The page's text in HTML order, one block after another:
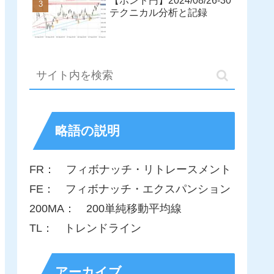
テクニカル分析と記録
略語の説明
FR： フィボナッチ・リトレースメント
FE： フィボナッチ・エクスパンション
200MA： 200単純移動平均線
TL： トレンドライン